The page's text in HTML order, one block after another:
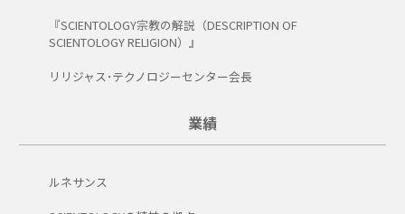
『SCIENTOLOGY宗教の解説（DESCRIPTION OF
SCIENTOLOGY RELIGION）』
リリジャス･テクノロジーセンター会長
業績
ルネサンス